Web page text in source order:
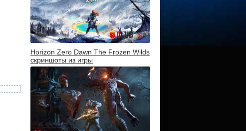
Horizon Zero Dawn The Frozen Wilds
скриншоты из игры